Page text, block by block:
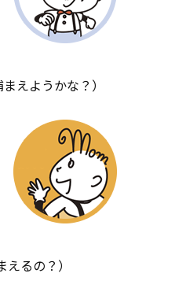
えようかな？）
えるの？）